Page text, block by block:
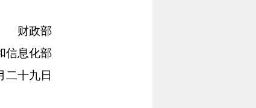
财政部
信息化部
二十九日